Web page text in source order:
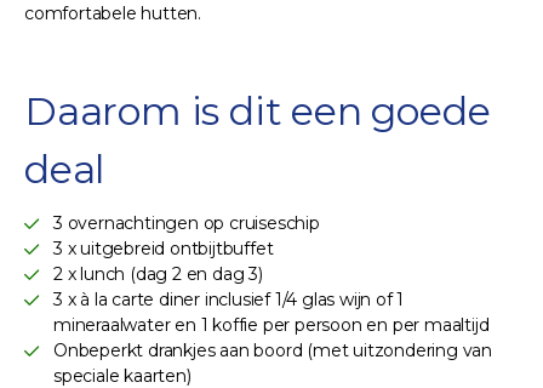
comfortabele hutten.
Daarom is dit een goede
deal
3 overnachtingen op cruiseschip
3 x uitgebreid ontbijtbuffet
2 x lunch (dag 2 en dag 3)
3 x à la carte diner inclusief 1/4 glas wijn of 1
mineraalwater en 1 koffie per persoon en per maaltijd
Onbeperkt drankjes aan boord (met uitzondering van
speciale kaarten)